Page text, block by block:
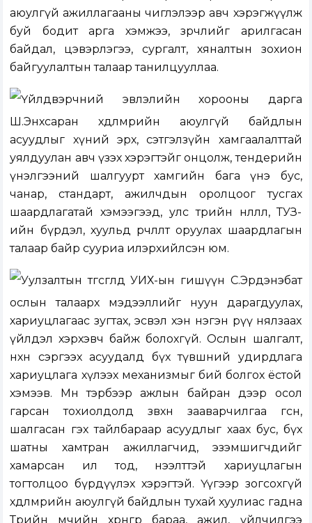
аюулгүй ажиллагааны чиглэлээр авч хэрэгжүүлж
буй бодит арга хэмжээ, зөрчлийг арилгасан
байдал, цэвэрлэгээ, сургалт, хяналтын зохион
байгуулалтын талаар танилцууллаа.
Үйлдвэрчний эвлэлийн хорооны дарга
Ш.Энхсаран хөдөлмөрийн аюулгүй байдлын
асуудлыг хүний эрх, сэтгэлзүйн хамгаалалттай
уялдуулан авч үзэх хэрэгтэйг онцолж, тендерийн
үнэлгээний шалгуурт хамгийн бага үнэ бус,
чанар, стандарт, ажилчдын оролцоог тусгах
шаардлагатай хэмээгээд, улс төрийн нөлөөлөл, ТУЗ-
ийн бүрдэл, хуульд өөрчлөлт оруулах шаардлагын
талаар байр сууриа илэрхийлсэн юм.
Уулзалтын төгсгөлд УИХ-ын гишүүн С.Эрдэнэбат
ослын талаарх мэдээллийг нуун дарагдуулах,
хариуцлагаас зугтах, эсвэл хэн нэгэн рүү нялзаах
үйлдэл хэрхэвч байж болохгүй. Ослын шалгалт,
нөхөн сэргээх асуудалд бүх түвшний удирдлага
хариуцлага хүлээх механизмыг бий болгох ёстой
хэмээв. Мөн тэрбээр ажлын байран дээр осол
гарсан тохиолдолд зөвхөн зааварчилгаа өгсөн,
шалгасан гэх тайлбараар асуудлыг хаах бус, бүх
шатны хамтран ажиллагчид, эзэмшигчдийг
хамарсан ил тод, нээлттэй хариуцлагын
тогтолцоо бүрдүүлэх хэрэгтэй. Үүгээр зогсохгүй
хөдөлмөрийн аюулгүй байдлын тухай хуулиас гадна
Төрийн өмчийн хөрөнгөөр бараа, ажил, үйлчилгээ